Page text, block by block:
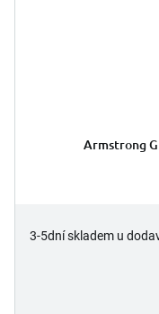
Armstrong
3-5dní skladem u